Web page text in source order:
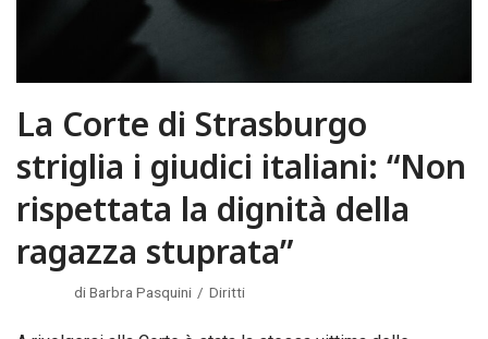
La Corte di Strasburgo
striglia i giudici italiani: “Non
rispettata la dignità della
ragazza stuprata”
diBarbra Pasquini Diritti